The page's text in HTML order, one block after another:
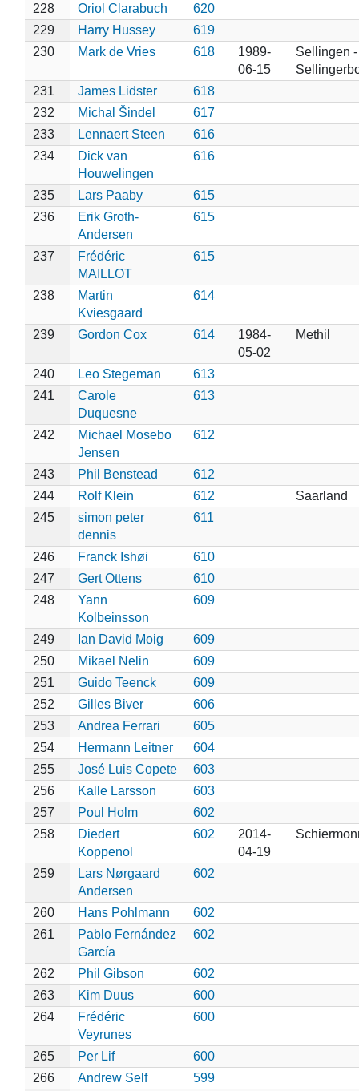
228 Oriol Clarabuch
620
229
Harry Hussey
619
230
Mark de Vries 618
1989-
06-15
Sellingen -
231
James Lidster
618
232
Michal Šindel
617
233
Lennaert Steen
616
234
Dick van
Houwelingen
616
235 Lars Paaby
615
236
Erik Groth-
Andersen
615
237
Frédéric
MAILLOT
615
238
Martin
Kviesgaard
614
239 Gordon Cox 614
1984-
05-02
Methil
240 Leo Stegeman
613
241
Carole
Duquesne
613
242
Michael Mosebo
Jensen
612
243 Phil Benstead
612
244
Rolf Klein 612
Saarland
245
simon peter
dennis
611
246 Franck Ishøi
610
247
Gert Ottens
610
248
Yann
Kolbeinsson
609
249 Ian David Moig
609
250
Mikael Nelin
609
251
Guido Teenck
609
252
Gilles Biver
606
253
Andrea Ferrari
605
254
Hermann Leitner
604
255
José Luis Copete
603
256
Kalle Larsson
603
257
Poul Holm
602
258
Diedert
Koppenol
602
2014-
04-19
259
Lars Nørgaard
Andersen
602
260 Hans Pohlmann
602
261
Pablo Fernández
García
602
262 Phil Gibson
602
263
Kim Duus
600
264
Frédéric
Veyrunes
600
265 Per Lif
600
266
Andrew Self
599